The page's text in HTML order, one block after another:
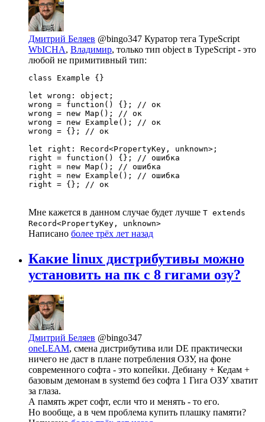
Дмитрий Беляев @bingo347 Куратор тега TypeScript
WbICHA, Владимир, только тип object в TypeScript - это
любой не примитивный тип:
class Example {}
let wrong: object;
wrong = function() {}; // ок
wrong = new Map(); // ок
wrong = new Example(); // ок
wrong = {}; // ок
let right: Record<PropertyKey, unknown>;
right = function() {}; // ошибка
right = new Map(); // ошибка
right = new Example(); // ошибка
right = {}; // ок
Мне кажется в данном случае будет лучше T extends
Record<PropertyKey, unknown>
Написано более трёх лет назад
Какие linux дистрибутивы можно
установить на пк с 8 гигами озу?
Дмитрий Беляев @bingo347
oneLEAM, смена дистрибутива или DE практически
ничего не даст в плане потребления ОЗУ, на фоне
современного софта - это копейки. Дебиану + Кедам +
базовым демонам в systemd без софта 1 Гига ОЗУ хватит
за глаза.
А память жрет софт, если что и менять - то его.
Но вообще, а в чем проблема купить плашку памяти?